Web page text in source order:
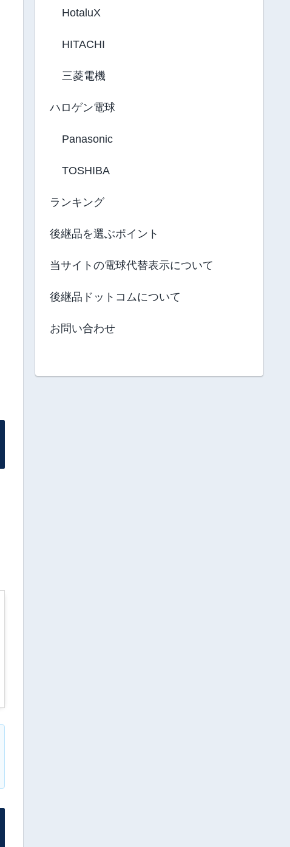
HotaluX
HITACHI
三菱電機
ハロゲン電球
Panasonic
TOSHIBA
ランキング
後継品を選ぶポイント
当サイトの電球代替表示について
後継品ドットコムについて
お問い合わせ